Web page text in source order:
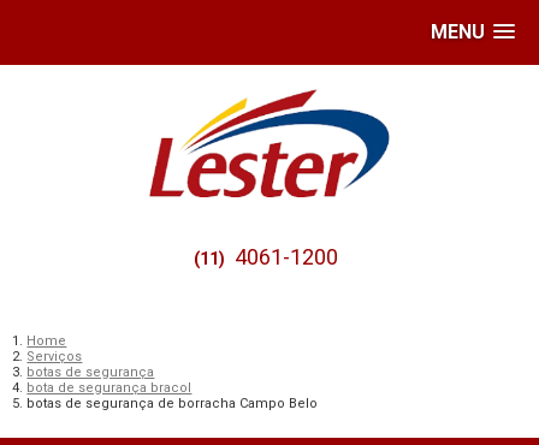
MENU
(11) 4061-1200
Home
Serviços
botas de segurança
bota de segurança bracol
botas de segurança de borracha Campo Belo